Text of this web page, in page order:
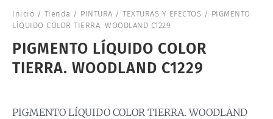
Inicio / Tienda / PINTURA / TEXTURAS Y EFECTOS / PIGMENTO
LÍQUIDO COLOR TIERRA. WOODLAND C1229
PIGMENTO LÍQUIDO COLOR
TIERRA. WOODLAND C1229
PIGMENTO LÍQUIDO COLOR TIERRA. WOODLAND